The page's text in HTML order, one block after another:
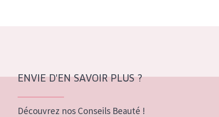
Peau mixte ou grasse
Peau ménopausée
ENVIE D'EN SAVOIR PLUS ?
Découvrez nos Conseils Beauté !